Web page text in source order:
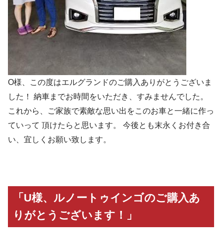
O様、この度はエルグランドのご購入ありがとうございま
した！ 納車までお時間をいただき、すみませんでした。
これから、ご家族で素敵な思い出をこのお車と一緒に作っ
ていって 頂けたらと思います。 今後とも末永くお付き合
い、宜しくお願い致します。
「U様、ルノートゥインゴのご購入あ
りがとうございます！」